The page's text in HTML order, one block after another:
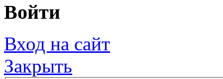
Войти
Вход на сайт
Закрыть